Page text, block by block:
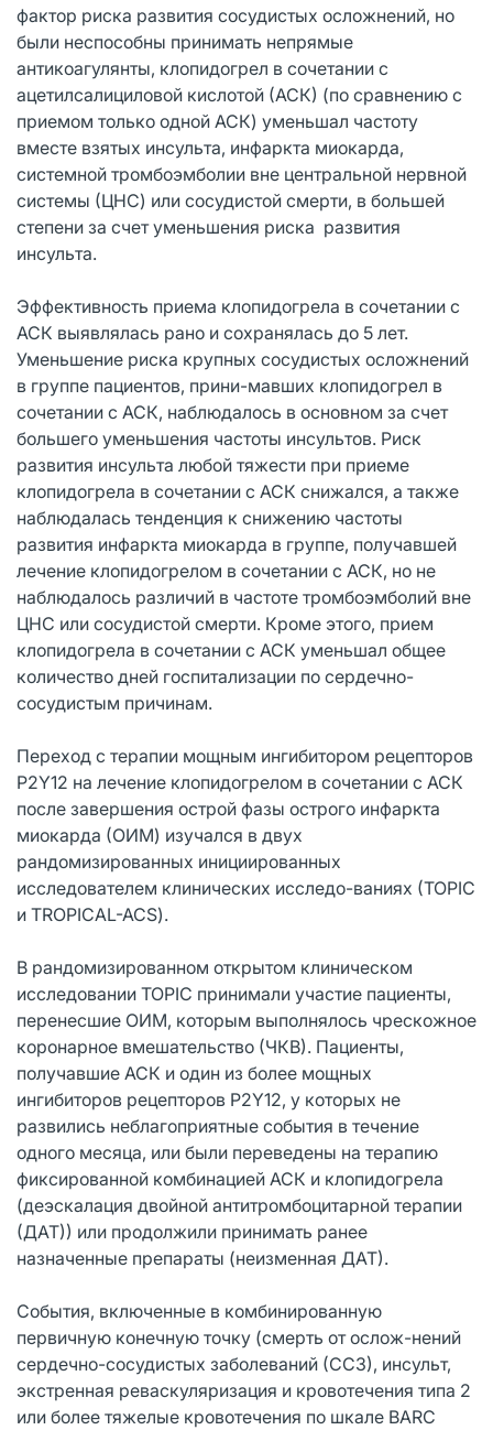
фактор риска развития сосудистых осложнений, но
были неспособны принимать непрямые
антикоагулянты, клопидогрел в сочетании с
ацетилсалициловой кислотой (АСК) (по сравнению с
приемом только одной АСК) уменьшал частоту
вместе взятых инсульта, инфаркта миокарда,
системной тромбоэмболии вне центральной нервной
системы (ЦНС) или сосудистой смерти, в большей
степени за счет уменьшения риска развития
инсульта.
Эффективность приема клопидогрела в сочетании с
АСК выявлялась рано и сохранялась до 5 лет.
Уменьшение риска крупных сосудистых осложнений
в группе пациентов, прини-мавших клопидогрел в
сочетании с АСК, наблюдалось в основном за счет
большего уменьшения частоты инсультов. Риск
развития инсульта любой тяжести при приеме
клопидогрела в сочетании с АСК снижался, а также
наблюдалась тенденция к снижению частоты
развития инфаркта миокарда в группе, получавшей
лечение клопидогрелом в сочетании с АСК, но не
наблюдалось различий в частоте тромбоэмболий вне
ЦНС или сосудистой смерти. Кроме этого, прием
клопидогрела в сочетании с АСК уменьшал общее
количество дней госпитализации по сердечно-
сосудистым причинам.
Переход с терапии мощным ингибитором рецепторов
P2Y12 на лечение клопидогрелом в сочетании с АСК
после завершения острой фазы острого инфаркта
миокарда (ОИМ) изучался в двух
рандомизированных инициированных
исследователем клинических исследо-ваниях (ТОРIC
и TROPICAL-ACS).
В рандомизированном открытом клиническом
исследовании ТОРIC принимали участие пациенты,
перенесшие ОИМ, которым выполнялось чрескожное
коронарное вмешательство (ЧКВ). Пациенты,
получавшие АСК и один из более мощных
ингибиторов рецепторов P2Y12, у которых не
развились неблагоприятные события в течение
одного месяца, или были переведены на терапию
фиксированной комбинацией АСК и клопидогрела
(деэскалация двойной антитромбоцитарной терапии
(ДАТ)) или продолжили принимать ранее
назначенные препараты (неизменная ДАТ).
События, включенные в комбинированную
первичную конечную точку (смерть от ослож-нений
сердечно-сосудистых заболеваний (ССЗ), инсульт,
экстренная реваскуляризация и кровотечения типа 2
или более тяжелые кровотечения по шкале BARC